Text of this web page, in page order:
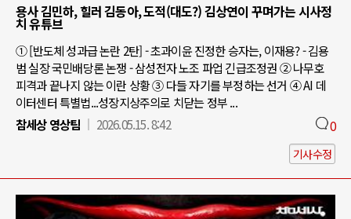
용사 김민하, 힐러 김동아, 도적(대도?) 김상연이 꾸며가는 시사정
치 유튜브
① [반도체 성과급 논란 2탄] - 초과이윤 진정한 승자는, 이재용? - 김용
범 실장 국민배당론 논쟁 - 삼성전자 노조 파업 긴급조정권 ② 나무호
피격과 끝나지 않는 이란 상황 ③ 다들 자기를 부정하는 선거 ④ AI 데
이터센터 특별법...성장지상주의로 치닫는 정부 ...
참세상 영상팀
2026.05.15. 8:42 0
기사수정